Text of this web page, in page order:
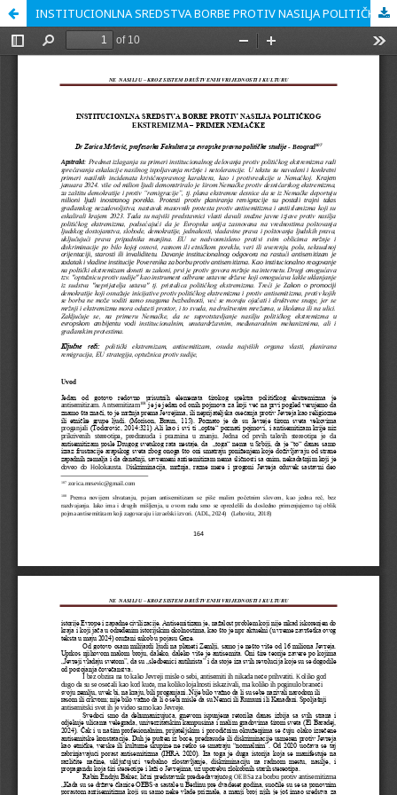
INSTITUCIONLNA SREDSTVA BORBE PROTIV NASILJA POLITIČKOG EKSTREMIZMA – PRIMER NEMAČKE